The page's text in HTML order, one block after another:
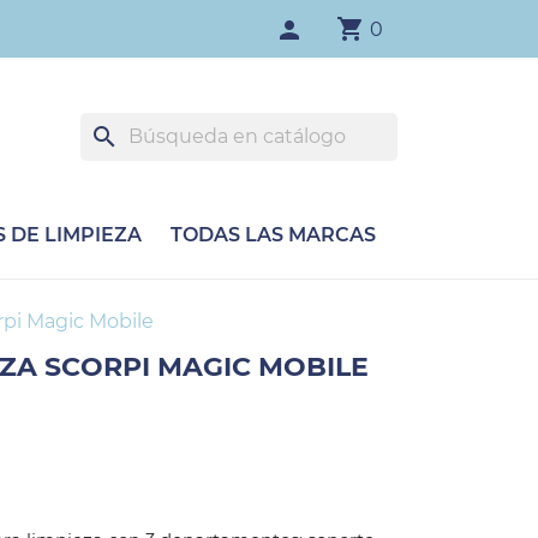
person shopping_cart 0
search
DE LIMPIEZA TODAS LAS MARCAS
Magic Mobile
SCORPI MAGIC MOBILE